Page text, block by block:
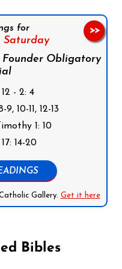
for
Saturday
Founder Obligatory
- 2: 4
10-11, 12-13
1: 10
14-20
Gallery. Get it here
>>
Bibles